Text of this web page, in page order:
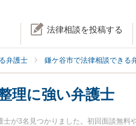
法律相談を投稿する
弁護士 鎌ケ谷市で法律相談できる
理に強い弁護士
が3名見つかりました。初回面談無